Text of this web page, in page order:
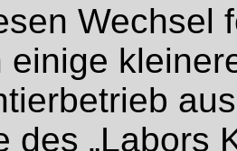
Wechsel
einige
des „Labors